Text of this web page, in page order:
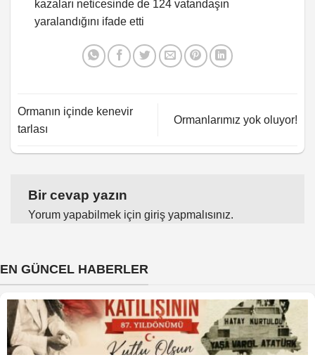
kazaları neticesinde de 124 vatandaşın
yaralandığını ifade etti
Ormanın içinde kenevir
tarlası
Ormanlarımız yok oluyor!
Bir cevap yazın
Yorum yapabilmek için giriş yapmalısınız.
EN GÜNCEL HABERLER